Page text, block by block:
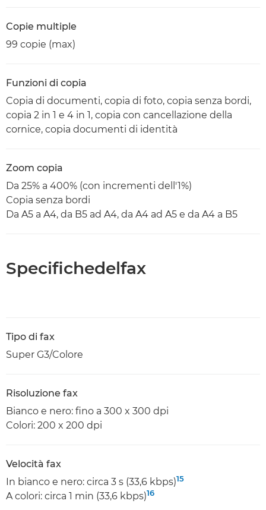
Copie multiple
99 copie (max)
Funzioni di copia
Copia di documenti, copia di foto, copia senza bordi,
copia 2 in 1 e 4 in 1, copia con cancellazione della
cornice, copia documenti di identità
Zoom copia
Da 25% a 400% (con incrementi dell'1%)
Copia senza bordi
Da A5 a A4, da B5 ad A4, da A4 ad A5 e da A4 a B5
Specifichedelfax
Tipo di fax
Super G3/Colore
Risoluzione fax
Bianco e nero: fino a 300 x 300 dpi
Colori: 200 x 200 dpi
Velocità fax
In bianco e nero: circa 3 s (33,6 kbps)15
A colori: circa 1 min (33,6 kbps)16